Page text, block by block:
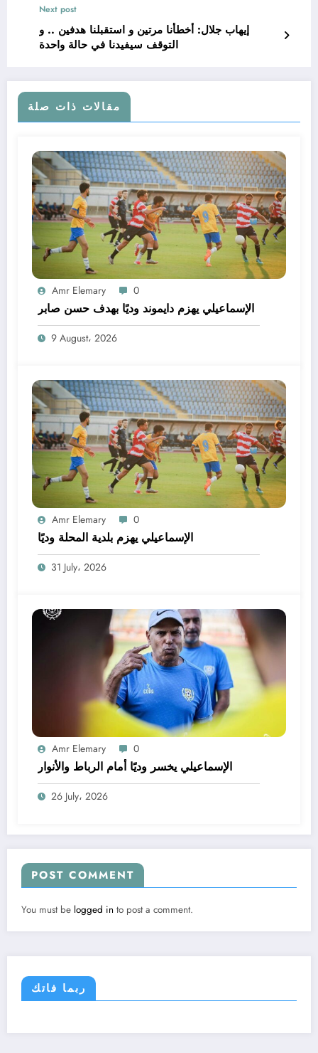
Next post
إيهاب جلال: أخطأنا مرتين و استقبلنا هدفين .. و
التوقف سيفيدنا في حالة واحدة
مقالات ذات صلة
Amr Elemary 0
الإسماعيلي يهزم دايموند وديًا بهدف حسن صابر
9 August، 2026
Amr Elemary 0
الإسماعيلي يهزم بلدية المحلة وديًا
31 July، 2026
Amr Elemary 0
الإسماعيلي يخسر وديًا أمام الرباط والأنوار
26 July، 2026
POST COMMENT
You must be logged in to post a comment.
ربما فاتك